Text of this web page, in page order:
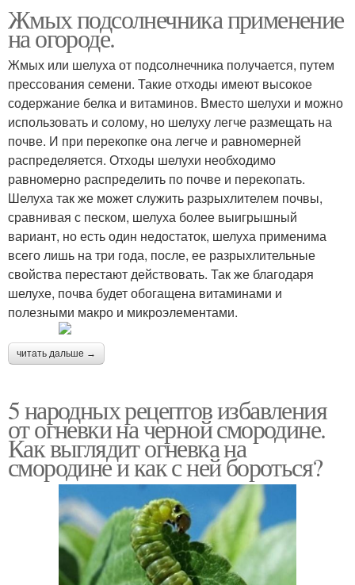
Жмых подсолнечника применение
на огороде.
Жмых или шелуха от подсолнечника получается, путем
прессования семени. Такие отходы имеют высокое
содержание белка и витаминов. Вместо шелухи и можно
использовать и солому, но шелуху легче размещать на
почве. И при перекопке она легче и равномерней
распределяется. Отходы шелухи необходимо
равномерно распределить по почве и перекопать.
Шелуха так же может служить разрыхлителем почвы,
сравнивая с песком, шелуха более выигрышный
вариант, но есть один недостаток, шелуха применима
всего лишь на три года, после, ее разрыхлительные
свойства перестают действовать. Так же благодаря
шелухе, почва будет обогащена витаминами и
полезными макро и микроэлементами.
читать дальше →
5 народных рецептов избавления
от огневки на черной смородине.
Как выглядит огневка на
смородине и как с ней бороться?